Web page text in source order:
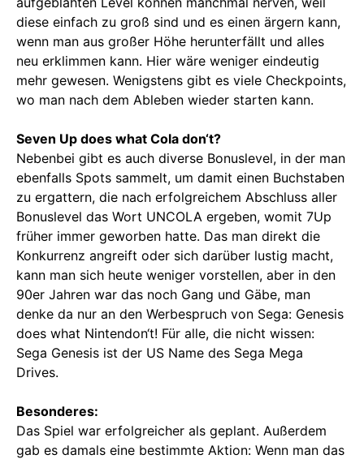
diese einfach zu groß sind und es einen ärgern kann,
wenn man aus großer Höhe herunterfällt und alles
neu erklimmen kann. Hier wäre weniger eindeutig
mehr gewesen. Wenigstens gibt es viele Checkpoints,
wo man nach dem Ableben wieder starten kann.
Seven Up does what Cola don‘t?
Nebenbei gibt es auch diverse Bonuslevel, in der man
ebenfalls Spots sammelt, um damit einen Buchstaben
zu ergattern, die nach erfolgreichem Abschluss aller
Bonuslevel das Wort UNCOLA ergeben, womit 7Up
früher immer geworben hatte. Das man direkt die
Konkurrenz angreift oder sich darüber lustig macht,
kann man sich heute weniger vorstellen, aber in den
90er Jahren war das noch Gang und Gäbe, man
denke da nur an den Werbespruch von Sega: Genesis
does what Nintendon‘t! Für alle, die nicht wissen:
Sega Genesis ist der US Name des Sega Mega
Drives.
Besonderes:
Das Spiel war erfolgreicher als geplant. Außerdem
gab es damals eine bestimmte Aktion: Wenn man das